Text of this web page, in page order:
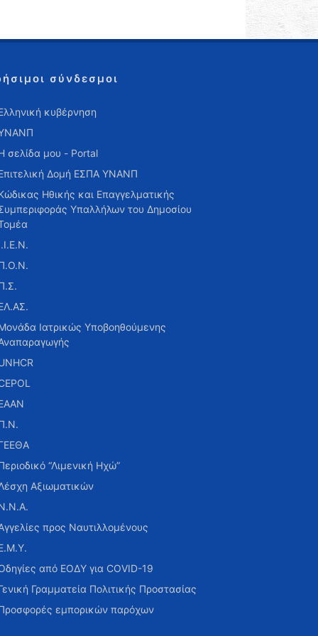
σύνδεσμοι
κυβέρνηση
σελίδα μου - Portal
Δομή ΕΣΠΑ ΥΝΑΝΠ
Ηθικής και Επαγγελματικής
Υπαλλήλων του Δημοσίου
Ιατρικώς Υποβοηθούμενης
“Λιμενική Ηχώ”
Αξιωματικών
προς Ναυτιλλομένους
από ΕΟΔΥ για COVID-19
Γραμματεία Πολιτικής Προστασίας
εμπορικών παρόχων